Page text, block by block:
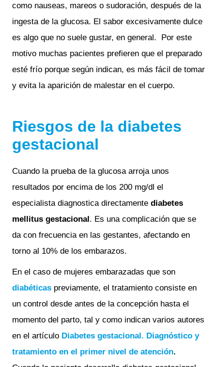
como nauseas, mareos o sudoración, después de la
ingesta de la glucosa. El sabor excesivamente dulce
es algo que no suele gustar, en general. Por este
motivo muchas pacientes prefieren que el preparado
esté frío porque según indican, es más fácil de tomar
y evita la aparición de malestar en el cuerpo.
Riesgos de la diabetes
gestacional
Cuando la prueba de la glucosa arroja unos
resultados por encima de los 200 mg/dl el
especialista diagnostica directamente diabetes
mellitus gestacional. Es una complicación que se
da con frecuencia en las gestantes, afectando en
torno al 10% de los embarazos.
En el caso de mujeres embarazadas que son
diabéticas previamente, el tratamiento consiste en
un control desde antes de la concepción hasta el
momento del parto, tal y como indican varios autores
en el artículo Diabetes gestacional. Diagnóstico y
tratamiento en el primer nivel de atención.